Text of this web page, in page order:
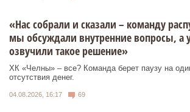
«Нас собрали и сказали – команду
мы обсуждали внутренние вопросы, а
озвучили такое решение»
ХК «Челны» – все? Команда берет паузу на
отсутствия денег.
04.08.2026, 16:17 69